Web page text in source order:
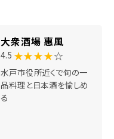
大衆酒場 惠風
4.5 ★★★★☆
水戸市役所近くで旬の一
品料理と日本酒を愉しめ
る